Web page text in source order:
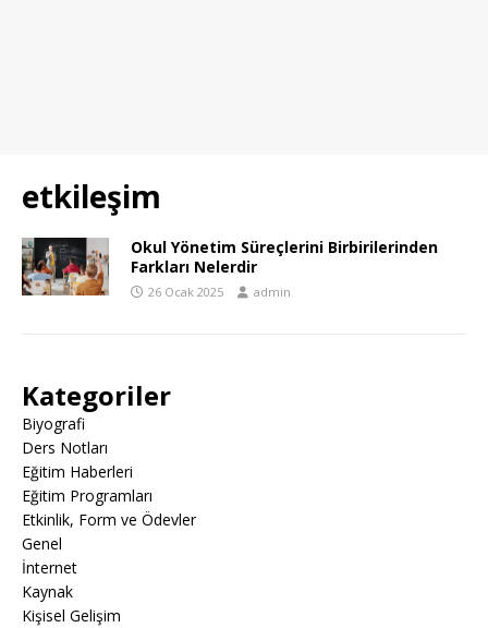
etkileşim
Okul Yönetim Süreçlerini Birbirilerinden
Farkları Nelerdir
26 Ocak 2025 admin
Kategoriler
Biyografi
Ders Notları
Eğitim Haberleri
Eğitim Programları
Etkinlik, Form ve Ödevler
Genel
İnternet
Kaynak
Kişisel Gelişim